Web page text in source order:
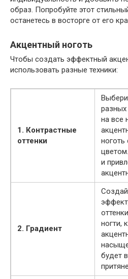
образ. Попробуйте этот
останетесь в восторге от его
Акцентный ноготь
Чтобы создать эффектный
использовать разные техники:
1. Контрастные
оттенки
разных
на все
ноготь
и
2. Градиент
ногти,
будет